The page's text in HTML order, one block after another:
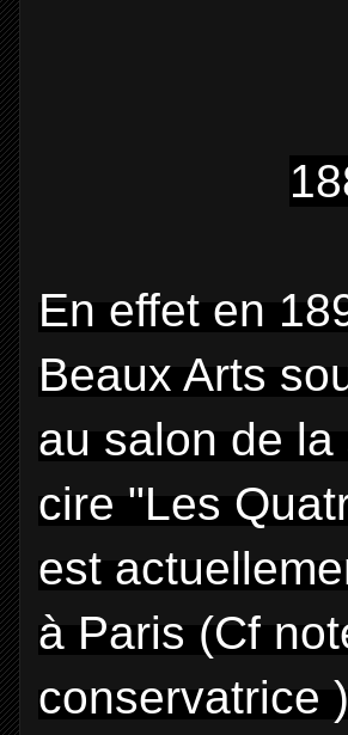
En effet en
Beaux Arts
au salon de
cire "Les
est
à Paris (Cf
conservatrice